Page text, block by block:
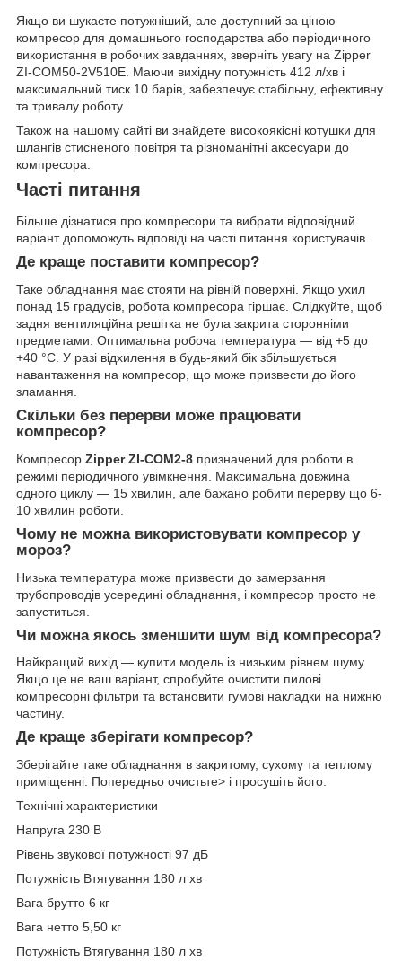
Якщо ви шукаєте потужніший, але доступний за ціною
компресор для домашнього господарства або періодичного
використання в робочих завданнях, зверніть увагу на Zipper
ZI-COM50-2V510E. Маючи вихідну потужність 412 л/хв і
максимальний тиск 10 барів, забезпечує стабільну, ефективну
та тривалу роботу.
Також на нашому сайті ви знайдете високоякісні котушки для
шлангів стисненого повітря та різноманітні аксесуари до
компресора.
Часті питання
Більше дізнатися про компресори та вибрати відповідний
варіант допоможуть відповіді на часті питання користувачів.
Де краще поставити компресор?
Таке обладнання має стояти на рівній поверхні. Якщо ухил
понад 15 градусів, робота компресора гіршає. Слідкуйте, щоб
задня вентиляційна решітка не була закрита сторонніми
предметами. Оптимальна робоча температура — від +5 до
+40 °C. У разі відхилення в будь-який бік збільшується
навантаження на компресор, що може призвести до його
зламання.
Скільки без перерви може працювати
компресор?
Компресор Zipper ZI-COM2-8 призначений для роботи в
режимі періодичного увімкнення. Максимальна довжина
одного циклу — 15 хвилин, але бажано робити перерву що 6-
10 хвилин роботи.
Чому не можна використовувати компресор у
мороз?
Низька температура може призвести до замерзання
трубопроводів усередині обладнання, і компресор просто не
запуститься.
Чи можна якось зменшити шум від компресора?
Найкращий вихід — купити модель із низьким рівнем шуму.
Якщо це не ваш варіант, спробуйте очистити пилові
компресорні фільтри та встановити гумові накладки на нижню
частину.
Де краще зберігати компресор?
Зберігайте таке обладнання в закритому, сухому та теплому
приміщенні. Попередньо очистьте> і просушіть його.
Технічні характеристики
Напруга 230 В
Рівень звукової потужності 97 дБ
Потужність Втягування 180 л хв
Вага брутто 6 кг
Вага нетто 5,50 кг
Потужність Втягування 180 л хв